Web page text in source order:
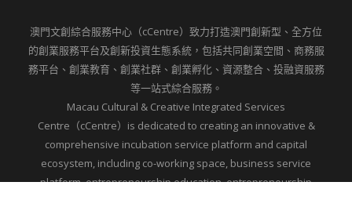
澳門文創綜合服務中心（cCentre）致力打造澳門創新型、全方位
的創業服務平台及創新投資生態系統，包括共同創業空間、商務服
務平台、創業教育、創業社群、創業孵化、資源整合、投融資服務
等一站式綜合服務。
Macau Cultural & Creative Integrated Services
Centre（cCentre）is dedicated to creating an innovative &
comprehensive incubation service platform and capital
ecosystem, including co-working space, business service
platform, entrepreneurship education, entrepreneurship